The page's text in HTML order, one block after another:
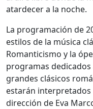
atardecer a la noche.
La programación de
estilos de la música
Romanticismo y la
programas dedicados
grandes clásicos
estarán interpretados
dirección de Eva